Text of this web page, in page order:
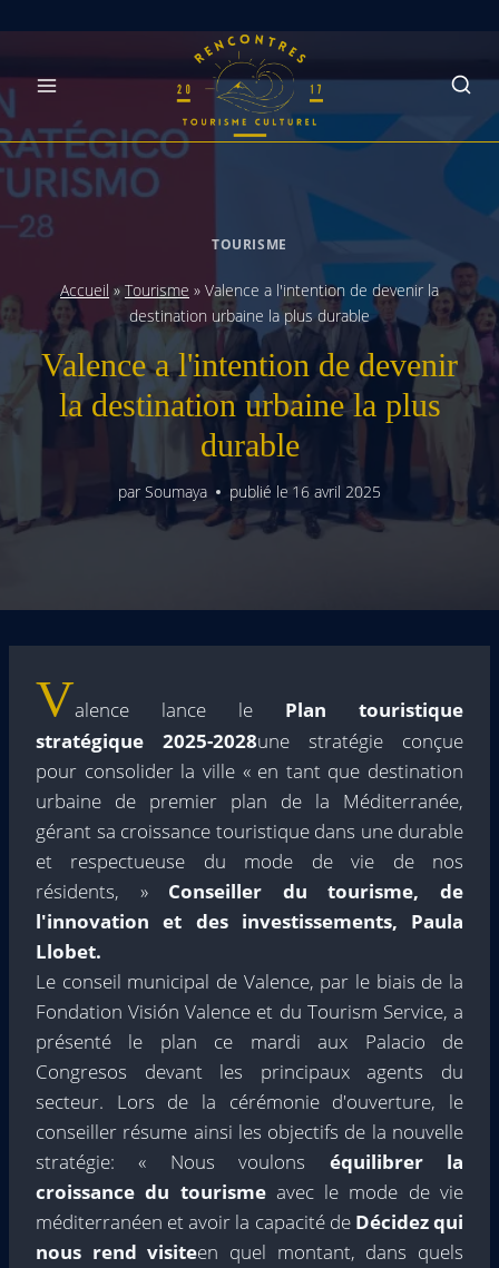
to
content
TOURISME
Accueil » Tourisme » Valence a l'intention de devenir la
destination urbaine la plus durable
Valence a l'intention de devenir
la destination urbaine la plus
durable
par Soumaya publié le 16 avril 2025
Valence lance le Plan touristique
stratégique 2025-2028une stratégie conçue
pour consolider la ville « en tant que destination
urbaine de premier plan de la Méditerranée,
gérant sa croissance touristique dans une durable
et respectueuse du mode de vie de nos
résidents, » Conseiller du tourisme, de
l'innovation et des investissements, Paula
Llobet.
Le conseil municipal de Valence, par le biais de la
Fondation Visión Valence et du Tourism Service, a
présenté le plan ce mardi aux Palacio de
Congresos devant les principaux agents du
secteur. Lors de la cérémonie d'ouverture, le
conseiller résume ainsi les objectifs de la nouvelle
stratégie: « Nous voulons équilibrer la
croissance du tourismeavec le mode de vie
méditerranéen et avoir la capacité de Décidez qui
nous rend visiteen quel montant, dans quels